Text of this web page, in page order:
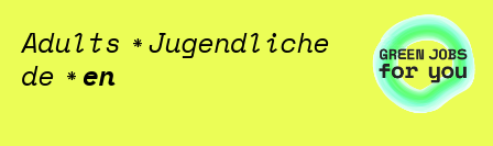
Adults * Jugendliche
de * en